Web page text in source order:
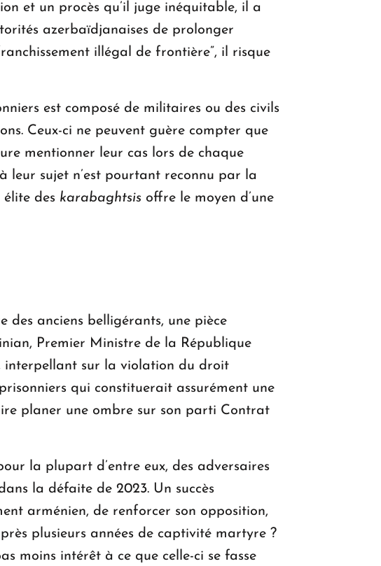
et un procès qu’il juge inéquitable, il a
azerbaïdjanaises de prolonger
illégal de frontière”, il risque
est composé de militaires ou des civils
Ceux-ci ne peuvent guère compter que
mentionner leur cas lors de chaque
leur sujet n’est pourtant reconnu par la
des karabaghtsis offre le moyen d’une
des anciens belligérants, une pièce
Premier Ministre de la République
interpellant sur la violation du droit
qui constituerait assurément une
planer une ombre sur son parti Contrat
la plupart d’entre eux, des adversaires
la défaite de 2023. Un succès
arménien, de renforcer son opposition,
plusieurs années de captivité martyre ?
moins intérêt à ce que celle-ci se fasse